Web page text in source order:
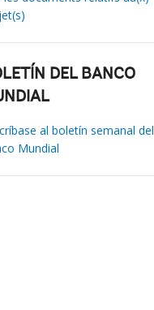
DEL BANCO
al boletín semanal del
Mundial